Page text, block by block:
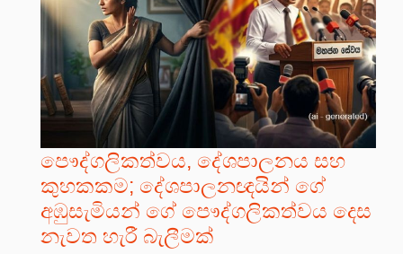
පෞද්ගලිකත්වය, දේශපාලනය සහ
කුහකකම; දේශපාලනඥයින් ගේ
අඹුසැමියන් ගේ පෞද්ගලිකත්වය දෙස
නැවත හැරී බැලීමක්